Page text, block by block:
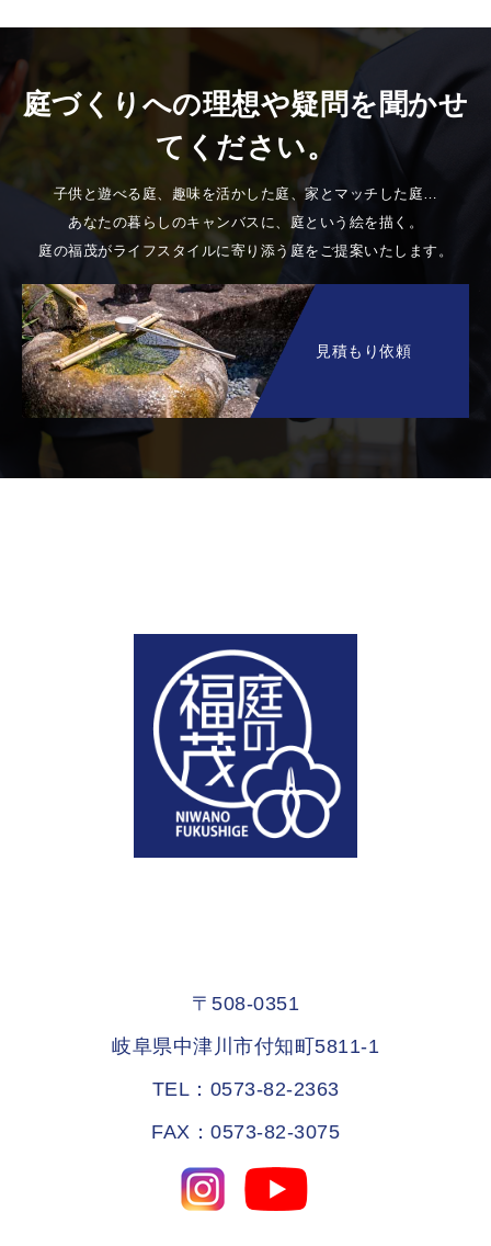
庭づくりへの理想や疑問を聞かせ
てください。
子供と遊べる庭、趣味を活かした庭、家とマッチした庭…
あなたの暮らしのキャンバスに、庭という絵を描く。
庭の福茂がライフスタイルに寄り添う庭をご提案いたします。
見積もり依頼
〒508-0351
岐阜県中津川市付知町5811-1
TEL：0573-82-2363
FAX：0573-82-3075